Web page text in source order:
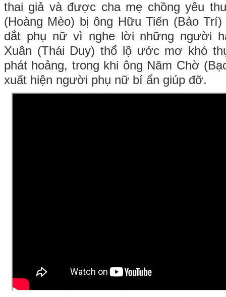
thai giả và được cha mẹ chồng yêu
(Hoàng Mèo) bị ông Hữu Tiến (Bảo
dắt phụ nữ vì nghe lời những người
Xuân (Thái Duy) thổ lộ ước mơ khó
phát hoảng, trong khi ông Năm Chờ
xuất hiện người phụ nữ bí ẩn giúp đỡ.